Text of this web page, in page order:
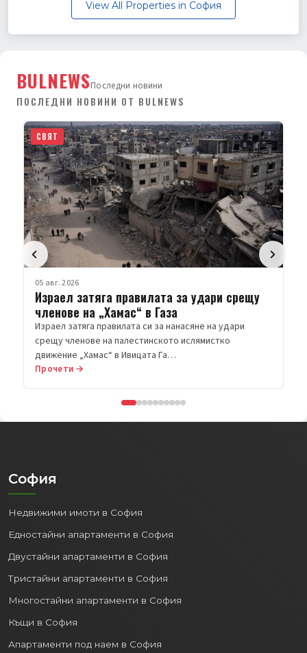
View All Properties in София
BULNEWSПоследни новини
ПОСЛЕДНИ НОВИНИ ОТ BULNEWS
СВЯТ
05 авг. 2026
Русия порази Киев с балистични ракети;
Украйна – склад на Wildberies
Продължава размяната на удари между Русия и
Украйна. 15 души са убити, а над 50 са ранени при нова
руска…
Прочети →
София
Недвижими имоти в София
Едностайни апартаменти в София
Двустайни апартаменти в София
Тристайни апартаменти в София
Многостайни апартаменти в София
Къщи в София
Апартаменти под наем в София